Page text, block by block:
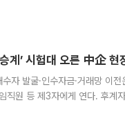
계’ 시험대 오른 中企
자 발굴·인수자금·거래망 이
직원 등 제3자에게 연다. 후계